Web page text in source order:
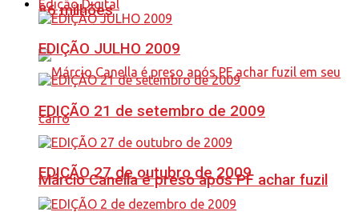
86 milhões
Márcio Canella é preso após PF achar fuzil
Edição Digital
EDIÇÃO JULHO 2009
EDIÇÃO 21 de setembro de 2009
EDIÇÃO 27 de outubro de 2009